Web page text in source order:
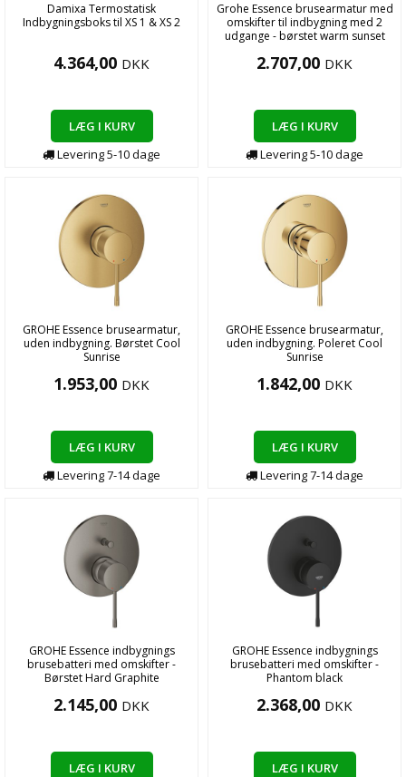
Damixa Termostatisk
Indbygningsboks til XS 1 & XS 2
4.364,00 DKK
LÆG I KURV
Levering5-10dage
Grohe Essence brusearmatur med
omskifter til indbygning med 2
udgange - børstet warm sunset
2.707,00 DKK
LÆG I KURV
Levering5-10dage
GROHE Essence brusearmatur,
uden indbygning. Børstet Cool
Sunrise
1.953,00 DKK
LÆG I KURV
Levering7-14dage
GROHE Essence brusearmatur,
uden indbygning. Poleret Cool
Sunrise
1.842,00 DKK
LÆG I KURV
Levering7-14dage
GROHE Essence indbygnings
brusebatteri med omskifter -
Børstet Hard Graphite
2.145,00 DKK
LÆG I KURV
GROHE Essence indbygnings
brusebatteri med omskifter -
Phantom black
2.368,00 DKK
LÆG I KURV